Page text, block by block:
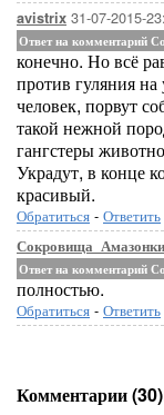
avistrix 31-07-2015-
Ответ на комментарий
конечно. Но всё
против гуляния
человек, порвут
такой нежной
гангстеры
Украдут, в конце
красивый.
Обратиться - Ответить
Сокровища_Амазонки
Ответ на комментарий
полностью.
Обратиться - Ответить
Комментарии